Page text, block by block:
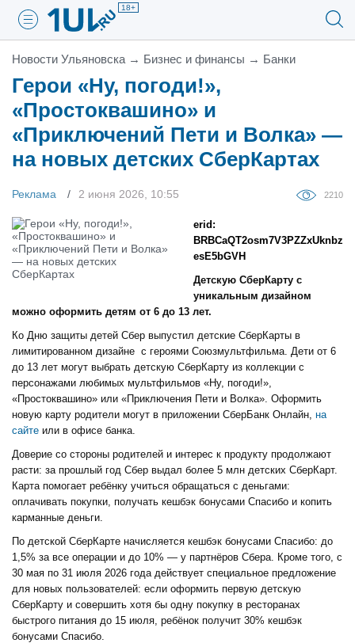
18+
Новости Ульяновска → Бизнес и финансы → Банки
Герои «Ну, погоди!»,
«Простоквашино» и
«Приключений Пети и Волка» —
на новых детских СберКартах
Реклама 2 июня 2026, 10:55 2210
erid:
BRBCaQT2osm7V3PZZxUknbz
esE5bGVH
Детскую СберКарту с
уникальным дизайном
можно оформить детям от 6 до 13 лет.
Ко Дню защиты детей Сбер выпустил детские СберКарты в
лимитированном дизайне с героями Союзмультфильма. Дети от 6
до 13 лет могут выбрать детскую СберКарту из коллекции с
персонажами любимых мультфильмов «Ну, погоди!»,
«Простоквашино» или «Приключения Пети и Волка». Оформить
новую карту родители могут в приложении СберБанк Онлайн, на
сайте или в офисе банка.
Доверие со стороны родителей и интерес к продукту продолжают
расти: за прошлый год Сбер выдал более 5 млн детских СберКарт.
Карта помогает ребёнку учиться обращаться с деньгами:
оплачивать покупки, получать кешбэк бонусами Спасибо и копить
карманные деньги.
По детской СберКарте начисляется кешбэк бонусами Спасибо: до
1,5% за все операции и до 10% — у партнёров Сбера. Кроме того, с
30 мая по 31 июля 2026 года действует специальное предложение
для новых пользователей: если оформить первую детскую
СберКарту и совершить хотя бы одну покупку в ресторанах
быстрого питания до 15 июля, ребёнок получит 30% кешбэк
бонусами Спасибо.